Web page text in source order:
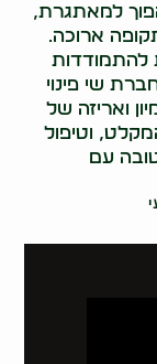
למאתגרת,
ארוכה.
להתמודדות
שי פינוי
ואריזה של
וטיפול
עם